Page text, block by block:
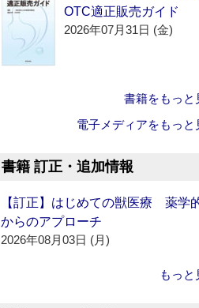
OTC適正販売ガイド
2026年07月31日 (金)
書籍をもっと
電子メディアをもっと
書籍 訂正・追加情報
【訂正】はじめての獣医療 薬学
からのアプローチ
2026年08月03日 (月)
もっと